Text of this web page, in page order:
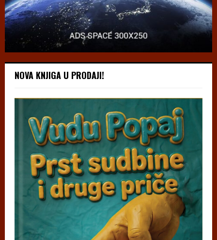
NOVA KNJIGA U PRODAJI!